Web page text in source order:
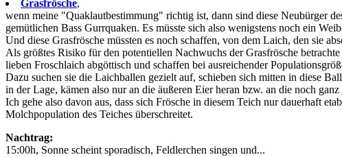
Grasfrösche,
wenn meine "Quaklautbestimmung" richtig ist, dann sind diese Neubürger
gemütlichen Bass Gurrquaken. Es müsste sich also wenigstens noch ein
Und diese Grasfrösche müssten es noch schaffen, von dem Laich, den sie
Als größtes Risiko für den potentiellen Nachwuchs der Grasfrösche
lieben Froschlaich abgöttisch und schaffen bei ausreichender
Dazu suchen sie die Laichballen gezielt auf, schieben sich mitten in diese
in der Lage, kämen also nur an die äußeren Eier heran bzw. an die noch
Ich gehe also davon aus, dass sich Frösche in diesem Teich nur dauerhaft
Molchpopulation des Teiches überschreitet.
Nachtrag:
15:00h, Sonne scheint sporadisch, Feldlerchen singen und...